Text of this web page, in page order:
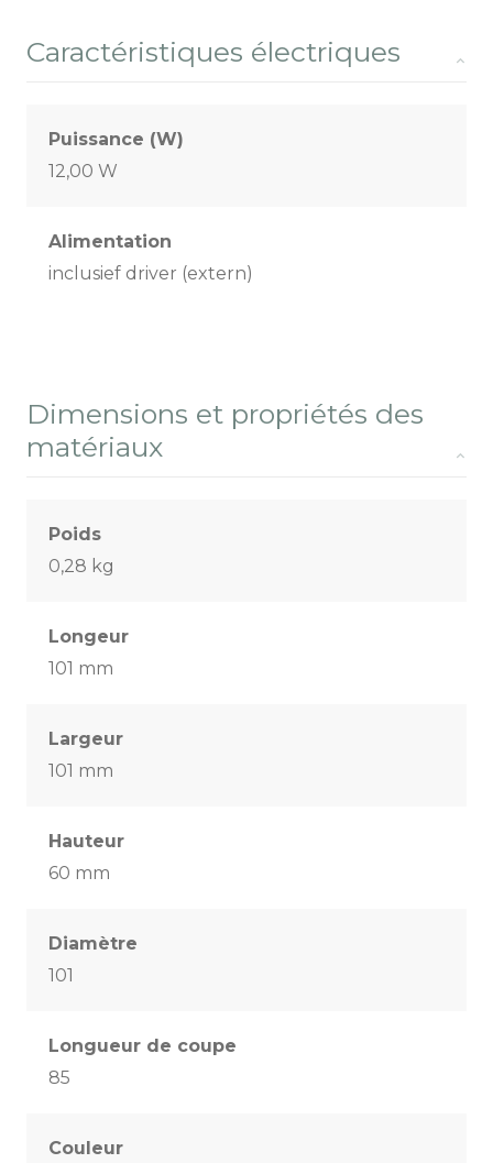
Caractéristiques électriques
Puissance (W)
12,00 W
Alimentation
inclusief driver (extern)
Dimensions et propriétés des
matériaux
Poids
0,28 kg
Longeur
101 mm
Largeur
101 mm
Hauteur
60 mm
Diamètre
101
Longueur de coupe
85
Couleur